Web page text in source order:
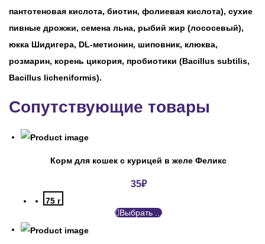
пантотеновая кислота, биотин, фолиевая кислота), сухие
пивные дрожжи, семена льна, рыбий жир (лососевый),
юкка Шидигера, DL-метионин, шиповник, клюква,
розмарин, корень цикория, пробиотики (Bacillus subtilis,
Bacillus licheniformis).
Сопутствующие товары
Корм для кошек с курицей в желе Феликс
35₽
75 г
Выбрать ...